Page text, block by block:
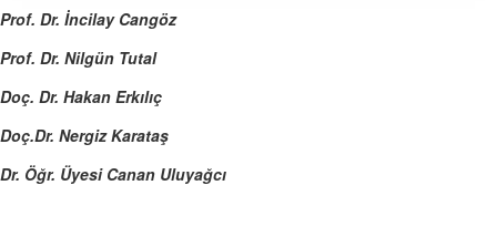
Prof. Dr. İncilay Cangöz
Prof. Dr. Nilgün Tutal
Doç. Dr. Hakan Erkılıç
Doç.Dr. Nergiz Karataş
Dr. Öğr. Üyesi Canan Uluyağcı